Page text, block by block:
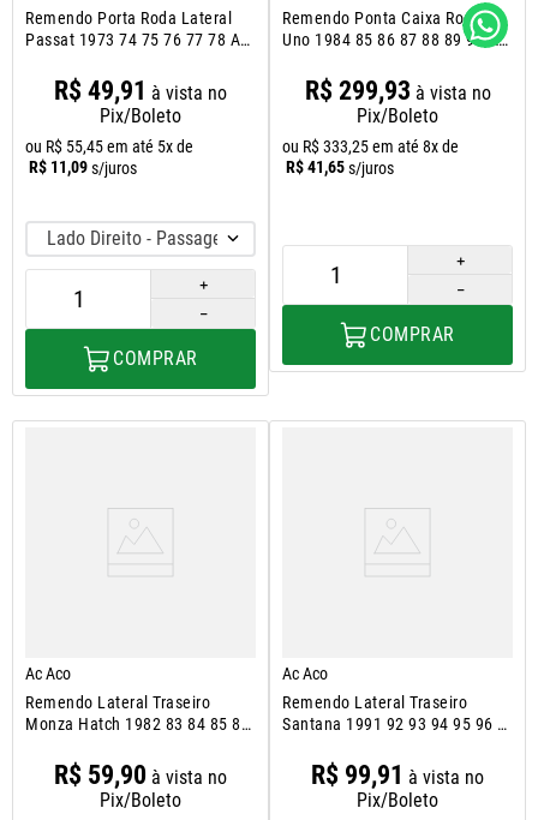
Remendo Porta Roda Lateral
Passat 1973 74 75 76 77 78 A
R$ 49,91 à vista no
Pix/Boleto
ou R$ 55,45em até 5x de
R$ 11,09s/juros
Lado Direito - Passageiro
＋
－
COMPRAR
Remendo Ponta Caixa Roda
Uno 1984 85 86 87 88 89 90 A
R$ 299,93 à vista no
Pix/Boleto
ou R$333,25em até 8x de
R$41,65s/juros
＋
－
COMPRAR
Ac Aco
Remendo Lateral Traseiro
Monza Hatch 1982 83 84 85 86
R$ 59,90 à vista no
Pix/Boleto
Ac Aco
Remendo Lateral Traseiro
Santana 1991 92 93 94 95 96 A
R$ 99,91 à vista no
Pix/Boleto